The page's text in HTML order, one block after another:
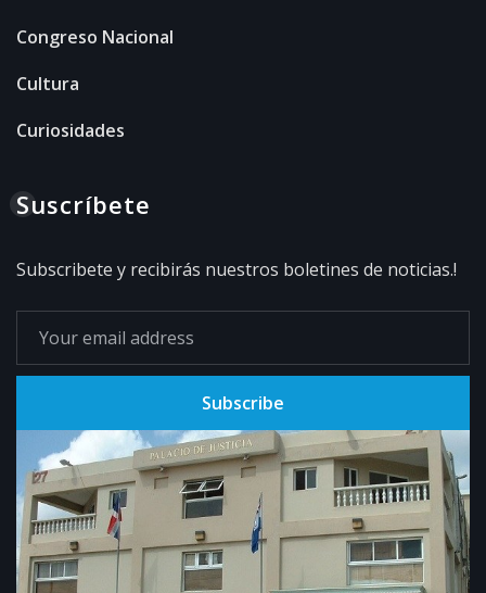
Congreso Nacional
Cultura
Curiosidades
Suscríbete
Subscribete y recibirás nuestros boletines de noticias.!
Subscribe